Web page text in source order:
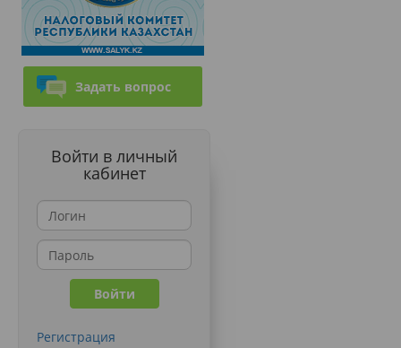
Задать вопрос
Войти в личный
кабинет
Регистрация